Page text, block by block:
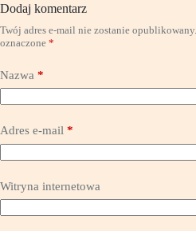
Dodaj komentarz
Twój adres e-mail nie zostanie opublikowany.
oznaczone *
Nazwa *
Adres e-mail *
Witryna internetowa